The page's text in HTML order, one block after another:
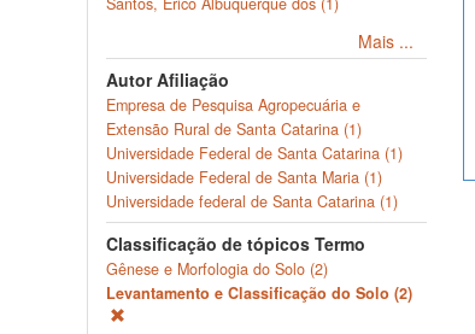
Mais ...
Autor Afiliação
Empresa de Pesquisa Agropecuária e
Extensão Rural de Santa Catarina (1)
Universidade Federal de Santa Catarina (1)
Universidade Federal de Santa Maria (1)
Universidade federal de Santa Catarina (1)
Classificação de tópicos Termo
Gênese e Morfologia do Solo (2)
Levantamento e Classificação do Solo (2)